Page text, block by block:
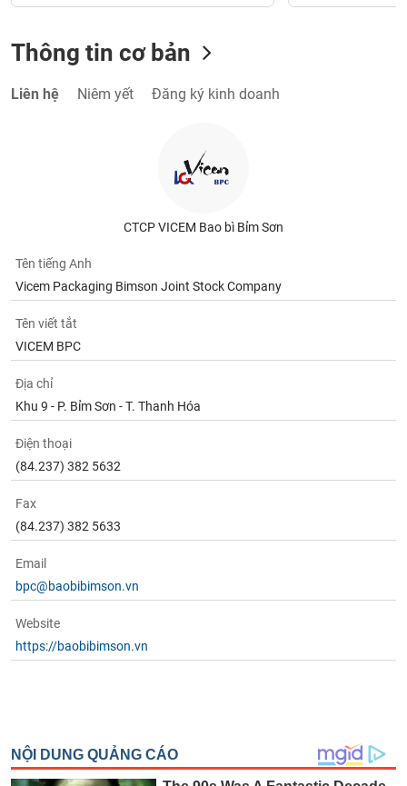
Thông tin cơ bản
Liên hệ Niêm yết Đăng ký kinh doanh
CTCP VICEM Bao bì Bỉm Sơn
Tên tiếng Anh
Vicem Packaging Bimson Joint Stock Company
Tên viết tắt
VICEM BPC
Địa chỉ
Khu 9 - P. Bỉm Sơn - T. Thanh Hóa
Điện thoại
(84.237) 382 5632
Fax
(84.237) 382 5633
Email
bpc@baobibimson.vn
Website
https://baobibimson.vn